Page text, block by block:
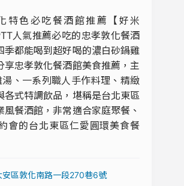
特色必吃餐酒館推薦【好米
人氣推薦必吃的忠孝敦化餐酒
季都能喝到超好喝的濃白砂鍋雞
享忠孝敦化餐酒館美食推薦，主
、一系列職人手作料理、精緻
各式特調飲品，堪稱是台北東區
風餐酒館，非常適合家庭聚餐、
會的台北東區仁愛圓環美食餐
區敦化南路一段270巷6號